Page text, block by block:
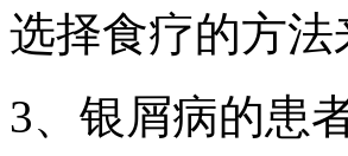
选择食疗的方
3、银屑病的患